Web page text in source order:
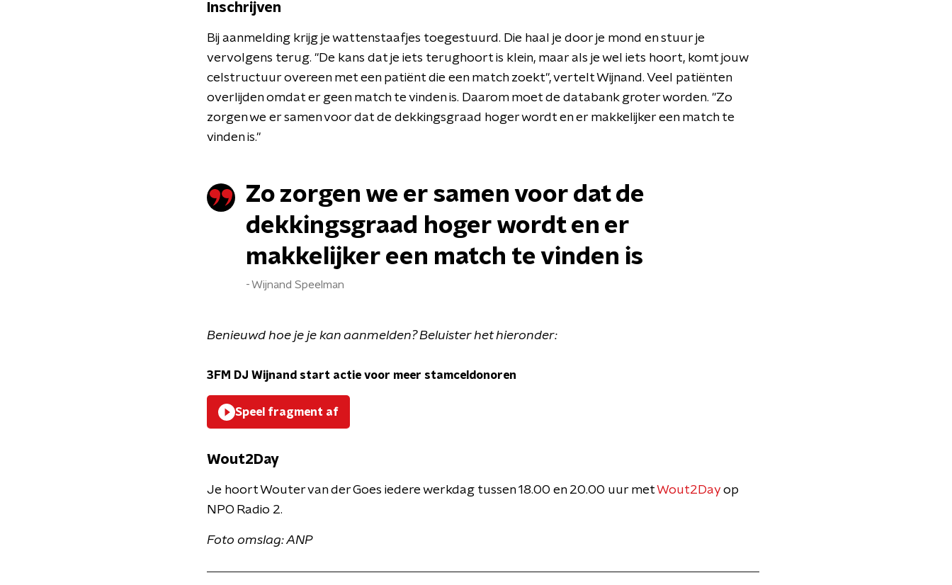
Inschrijven
Bij aanmelding krijg je wattenstaafjes toegestuurd. Die haal je door je mond en stuur je
vervolgens terug. "De kans dat je iets terughoort is klein, maar als je wel iets hoort, komt jouw
celstructuur overeen met een patiënt die een match zoekt", vertelt Wijnand. Veel patiënten
overlijden omdat er geen match te vinden is. Daarom moet de databank groter worden. "Zo
zorgen we er samen voor dat de dekkingsgraad hoger wordt en er makkelijker een match te
vinden is."
Zo zorgen we er samen voor dat de
dekkingsgraad hoger wordt en er
makkelijker een match te vinden is
Wijnand Speelman
Benieuwd hoe je je kan aanmelden? Beluister het hieronder:
3FM DJ Wijnand start actie voor meer stamceldonoren
Speel fragment af
Wout2Day
Je hoort Wouter van der Goes iedere werkdag tussen 18.00 en 20.00 uur metWout2Dayop
NPO Radio 2.
Foto omslag: ANP